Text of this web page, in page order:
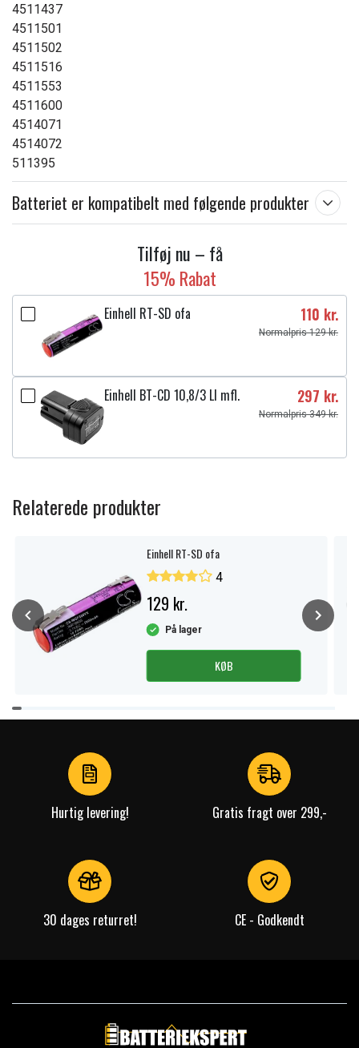
4511437
4511501
4511502
4511516
4511553
4511600
4514071
4514072
511395
Batteriet er kompatibelt med følgende produkter
Tilføj nu – få
15% Rabat
Einhell RT-SD ofa 110 kr.
Normalpris 129 kr.
Einhell BT-CD 10,8/3 LI mfl. 297 kr.
Normalpris 349 kr.
Relaterede produkter
Einhell RT-SD ofa
4
129 kr.
På lager
KØB
Item
1
Hurtig levering! Gratis fragt over 299,-
30 dages returret! CE - Godkendt